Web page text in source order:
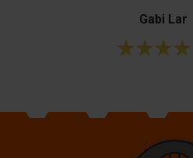
Gabi Lar